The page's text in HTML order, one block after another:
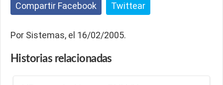
Compartir Facebook Twittear
Por Sistemas, el 16/02/2005.
Historias relacionadas